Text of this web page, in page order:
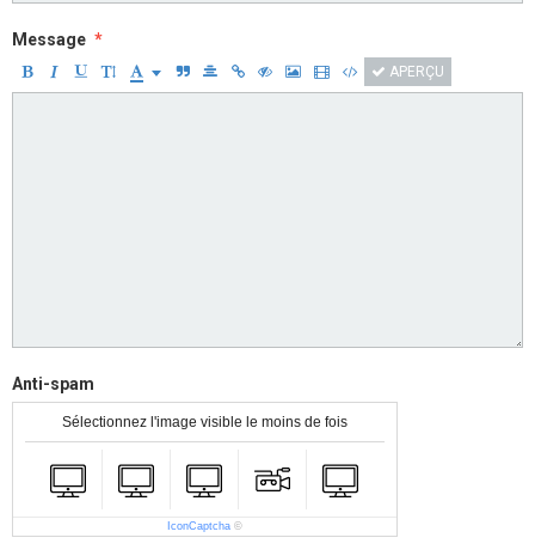
Message
APERÇU
Anti-spam
Sélectionnez l'image visible le moins de fois
IconCaptcha ©